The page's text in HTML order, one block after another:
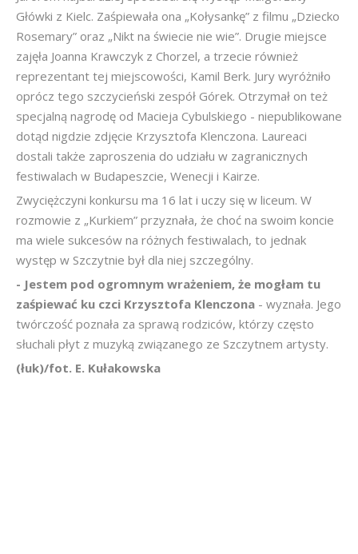
Główki z Kielc. Zaśpiewała ona „Kołysankę” z filmu „Dziecko
Rosemary” oraz „Nikt na świecie nie wie”. Drugie miejsce
zajęła Joanna Krawczyk z Chorzel, a trzecie również
reprezentant tej miejscowości, Kamil Berk. Jury wyróżniło
oprócz tego szczycieński zespół Górek. Otrzymał on też
specjalną nagrodę od Macieja Cybulskiego - niepublikowane
dotąd nigdzie zdjęcie Krzysztofa Klenczona. Laureaci
dostali także zaproszenia do udziału w zagranicznych
festiwalach w Budapeszcie, Wenecji i Kairze.
Zwyciężczyni konkursu ma 16 lat i uczy się w liceum. W
rozmowie z „Kurkiem” przyznała, że choć na swoim koncie
ma wiele sukcesów na różnych festiwalach, to jednak
występ w Szczytnie był dla niej szczególny.
- Jestem pod ogromnym wrażeniem, że mogłam tu
zaśpiewać ku czci Krzysztofa Klenczona - wyznała. Jego
twórczość poznała za sprawą rodziców, którzy często
słuchali płyt z muzyką związanego ze Szczytnem artysty.
(łuk)/fot. E. Kułakowska